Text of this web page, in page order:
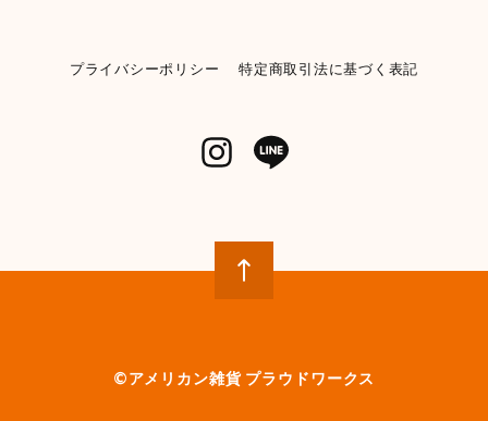
プライバシーポリシー 特定商取引法に基づく表記
©︎アメリカン雑貨 プラウドワークス